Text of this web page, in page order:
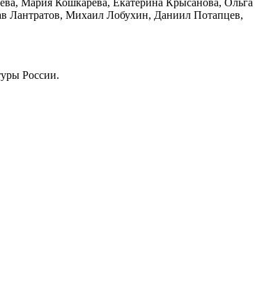
Мария Кошкарёва, Екатерина Крысанова, Ольга
Лантратов, Михаил Лобухин, Даниил Потапцев,
России.